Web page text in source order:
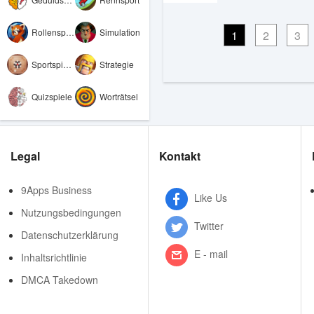
Rollenspiele Simulation
Sportspiele Strategie
Quizspiele Worträtsel
1 2 3
Legal
9Apps Business
Nutzungsbedingungen
Datenschutzerklärung
Inhaltsrichtlinie
DMCA Takedown
Kontakt
Like Us
Twitter
E - mail